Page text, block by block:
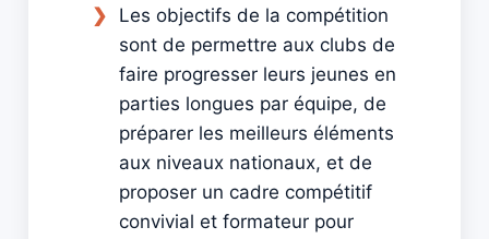
Les objectifs de la compétition
sont de permettre aux clubs de
faire progresser leurs jeunes en
parties longues par équipe, de
préparer les meilleurs éléments
aux niveaux nationaux, et de
proposer un cadre compétitif
convivial et formateur pour